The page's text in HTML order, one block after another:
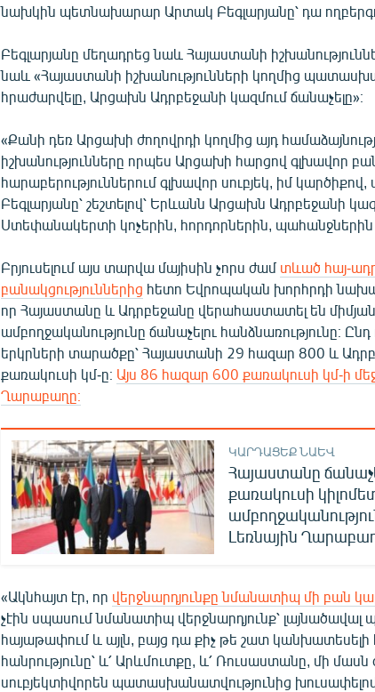
նախկին պետնախարար Արտակ Բեգլարյանը՝ դա
Բեգլարյանը մեղադրեց նաև Հայաստանի
նաև «Հայաստանի իշխանությունների կողմից
հրաժարվելը, Արցախն Ադրբեջանի կազմում ճանաչելը»։
«Քանի դեռ Արցախի ժողովրդի կողմից այդ
իշխանությունները որպես Արցախի հարցով գլխավոր
հարաբերություններում գլխավոր սուբյեկ, իմ
Բեգլարյանը՝ շեշտելով՝ Երևանն Արցախն Ադրբեջանի
Ստեփանակերտի կոչերին, հորդորներին, պահանջներին
Բրյուսելում այս տարվա մայիսին չորս ժամ տևած հայ-
բանակցություններից հետո Եվրոպական խորհրդի
որ Հայաստանը և Ադրբեջանը վերահաստատել են
ամբողջականությունը ճանաչելու հանձնառությունը։ Ընդ
երկրների տարածքը՝ Հայաստանի 29 հազար 800 և
քառակուսի կմ-ը։ Այս 86 հազար 600 քառակուսի կմ-ի
Ղարաբաղը։
ԿԱՐԴԱՑԵՔ ՆԱԵՎ
Հայաստանը
քառակուսի
Լեռնային
«Ակնհայտ էր, որ վերջնարդյունքը նմանատիպ մի բան
չէին սպասում նմանատիպ վերջնարդյունք՝
հայաթափում և այլն, բայց դա քիչ թե շատ կանխատեսելի
հանրությունը՝ և՛ Արևմուտքը, և՛ Ռուսաստանը, մի մասն
սուբյեկտիվորեն պատասխանատվությունից խուսափելով